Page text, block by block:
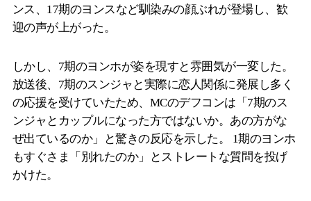
ンス、17期のヨンスなど馴染みの顔ぶれが登場し、歓
迎の声が上がった。
しかし、7期のヨンホが姿を現すと雰囲気が一変した。
放送後、7期のスンジャと実際に恋人関係に発展し多く
の応援を受けていたため、MCのデフコンは「7期のス
ンジャとカップルになった方ではないか。あの方がな
ぜ出ているのか」と驚きの反応を示した。 1期のヨンホ
もすぐさま「別れたのか」とストレートな質問を投げ
かけた。